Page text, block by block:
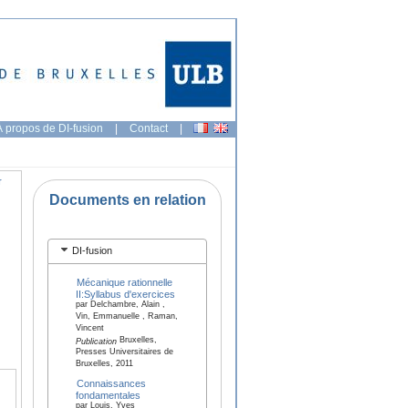
propos de DI-fusion | Contact |
Documents en relation
DI-fusion
Mécanique rationnelle
II:Syllabus d'exercices
par Delchambre, Alain ,
Vin, Emmanuelle , Raman,
Vincent
PublicationBruxelles,
Presses Universitaires de
Bruxelles, 2011
Connaissances
fondamentales